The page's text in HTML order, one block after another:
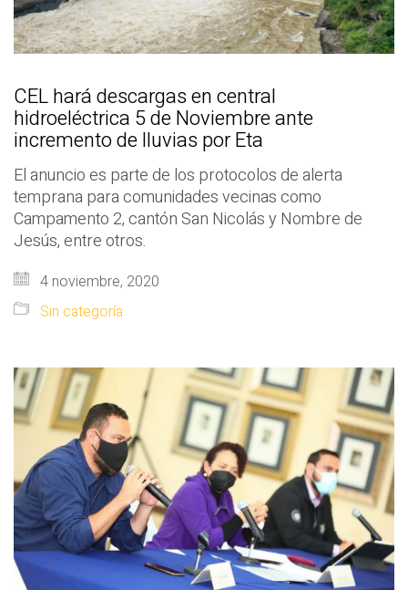
CEL hará descargas en central
hidroeléctrica 5 de Noviembre ante
incremento de lluvias por Eta
El anuncio es parte de los protocolos de alerta
temprana para comunidades vecinas como
Campamento 2, cantón San Nicolás y Nombre de
Jesús, entre otros.
4 noviembre, 2020
Sin categoría